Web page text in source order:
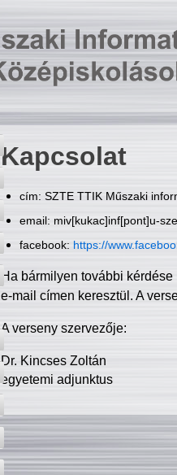
Kapcsolat
cím: SZTE TTIK Műszaki
email: miv[kukac]inf[pont]u-
facebook: https://
Ha bármilyen további
e-mail címen keresztül. A
A verseny szervezője:
Dr. Kincses Zoltán
egyetemi adjunktus